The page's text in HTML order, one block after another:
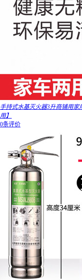
手持式水基灭火器3升商铺用家
用】
0条评价